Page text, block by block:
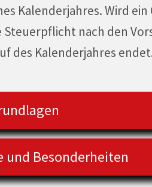
Kalenderjahres. Wird
Steuerpflicht nach den
des Kalenderjahres
und Besonderheiten